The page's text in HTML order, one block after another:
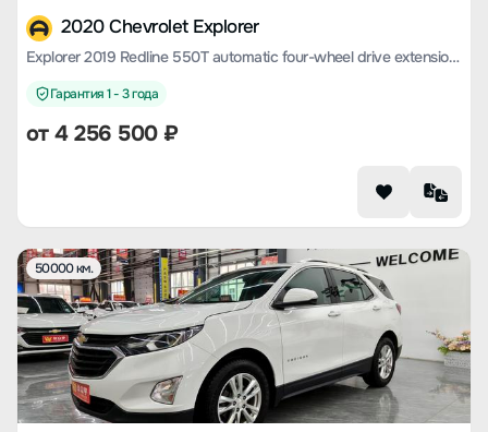
2020 Chevrolet Explorer
Explorer 2019 Redline 550T automatic four-wheel drive extension edition RS Country VI
Гарантия 1 - 3 года
от4 256 500₽
50000 км.